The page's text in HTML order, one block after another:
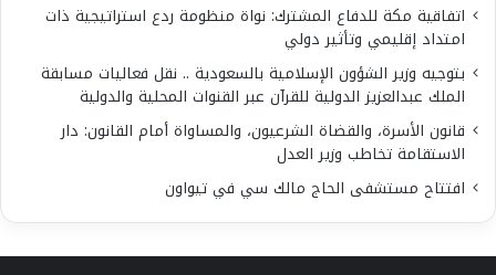
اتفاقية مكة للدفاع المشترك: نواة منظومة ردع استراتيجية ذات
امتداد إقليمي وتأثير دولي
بتوجيه وزير الشؤون الإسلامية بالسعودية .. نقل فعاليات مسابقة
الملك عبدالعزيز الدولية للقرآن عبر القنوات المحلية والدولية
قانون الأسرة، والقضاة الشرعيون، والمساواة أمام القانون: دار
الاستقامة تخاطب وزير العدل
افتتاح مستشفى الحاج مالك سي في تيواون